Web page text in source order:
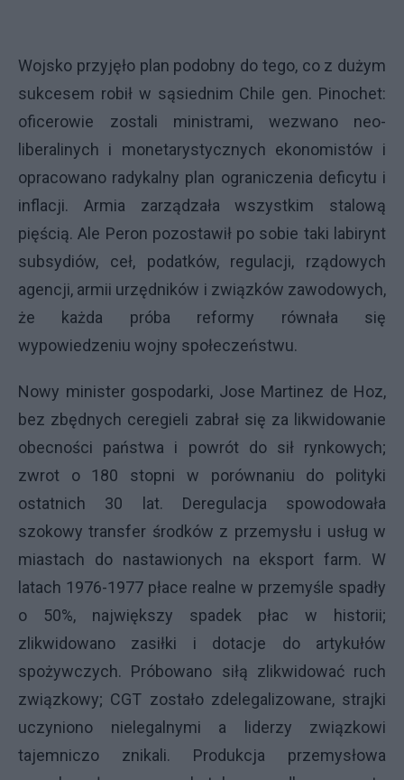
Wojsko przyjęło plan podobny do tego, co z dużym
sukcesem robił w sąsiednim Chile gen. Pinochet:
oficerowie zostali ministrami, wezwano neo-
liberalinych i monetarystycznych ekonomistów i
opracowano radykalny plan ograniczenia deficytu i
inflacji. Armia zarządzała wszystkim stalową
pięścią. Ale Peron pozostawił po sobie taki labirynt
subsydiów, ceł, podatków, regulacji, rządowych
agencji, armii urzędników i związków zawodowych,
że każda próba reformy równała się
wypowiedzeniu wojny społeczeństwu.
Nowy minister gospodarki, Jose Martinez de Hoz,
bez zbędnych ceregieli zabrał się za likwidowanie
obecności państwa i powrót do sił rynkowych;
zwrot o 180 stopni w porównaniu do polityki
ostatnich 30 lat. Deregulacja spowodowała
szokowy transfer środków z przemysłu i usług w
miastach do nastawionych na eksport farm. W
latach 1976-1977 płace realne w przemyśle spadły
o 50%, największy spadek płac w historii;
zlikwidowano zasiłki i dotacje do artykułów
spożywczych. Próbowano siłą zlikwidować ruch
związkowy; CGT zostało zdelegalizowane, strajki
uczyniono nielegalnymi a liderzy związkowi
tajemniczo znikali. Produkcja przemysłowa